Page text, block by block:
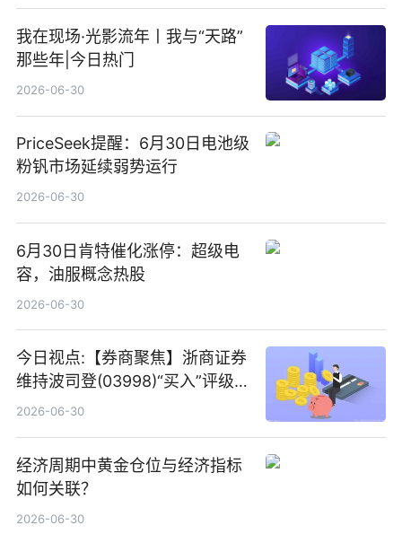
我在现场·光影流年丨我与“天路”
那些年|今日热门
2026-06-30
PriceSeek提醒：6月30日电池级
粉钒市场延续弱势运行
2026-06-30
6月30日肯特催化涨停：超级电
容，油服概念热股
2026-06-30
今日视点:【券商聚焦】浙商证券
维持波司登(03998)“买入”评级
指其业绩高质量稳增长
2026-06-30
经济周期中黄金仓位与经济指标
如何关联？
2026-06-30